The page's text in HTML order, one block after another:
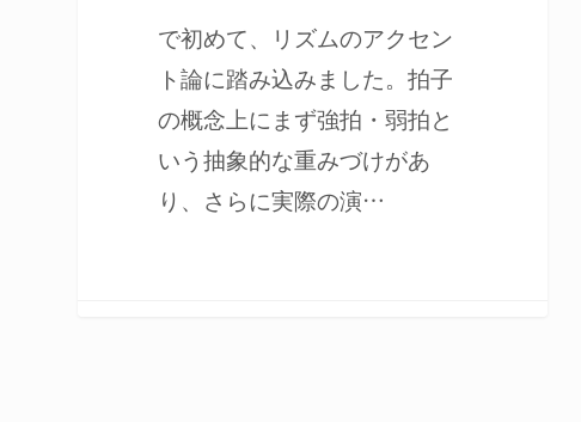
エンターキーで検索、もしくはESCキーで閉じます
で初めて、リズムのアクセン
ト論に踏み込みました。拍子
の概念上にまず強拍・弱拍と
いう抽象的な重みづけがあ
り、さらに実際の演…